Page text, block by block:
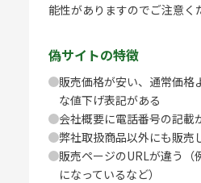
能性がありますのでご注意く
偽サイトの特徴
販売価格が安い、通常価格
な値下げ表記がある
会社概要に電話番号の記載
弊社取扱商品以外にも販売
販売ページのURLが違う（
になっているなど）